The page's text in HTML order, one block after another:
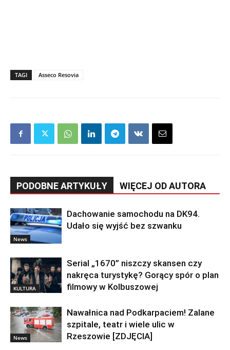
TAGI Asseco Resovia
PODOBNE ARTYKUŁY WIĘCEJ OD AUTORA
News
Dachowanie samochodu na DK94.
Udało się wyjść bez szwanku
KULTURA
Serial „1670” niszczy skansen czy
nakręca turystykę? Gorący spór o plan
filmowy w Kolbuszowej
News
Nawałnica nad Podkarpaciem! Zalane
szpitale, teatr i wiele ulic w
Rzeszowie [ZDJĘCIA]